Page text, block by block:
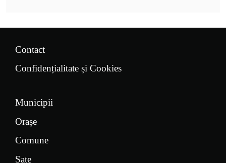
Contact
Confidențialitate și Cookies
Municipii
Orașe
Comune
Sate